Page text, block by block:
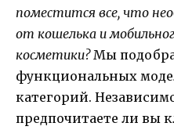
поместится все, что
от кошелька и
косметики?Мы
функциональных
категорий.
предпочитаете ли вы